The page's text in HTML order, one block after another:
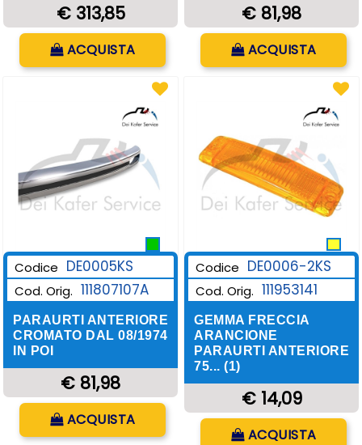
€ 313,85
ACQUISTA
€ 81,98
ACQUISTA
Codice DE0005KS
Cod. Orig. 111807107A
PARAURTI ANTERIORE
CROMATO DAL 08/1974
IN POI
€ 81,98
ACQUISTA
Codice DE0006-2KS
Cod. Orig. 111953141
GEMMA FRECCIA
ARANCIONE
PARAURTI ANTERIORE
75... (1)
€ 14,09
ACQUISTA